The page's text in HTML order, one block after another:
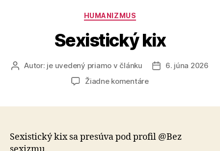
Kategórie
HUMANIZMUS
Sexistický kix
AutorAutor: je uvedený priamo v článku
Dátum
6. júna 2026
Žiadne komentárena
Sexistický kix sa presúva pod profil @Bez